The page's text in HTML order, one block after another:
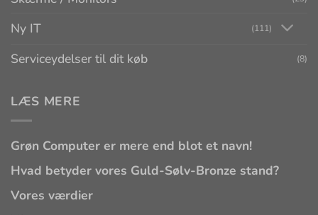
Ny IT (111)
Serviceydelser til dit køb (8)
LÆS MERE
Grøn Computer er mere end blot et navn!
Hvad betyder vores Guld-Sølv-Bronze stand?
Vores værdier